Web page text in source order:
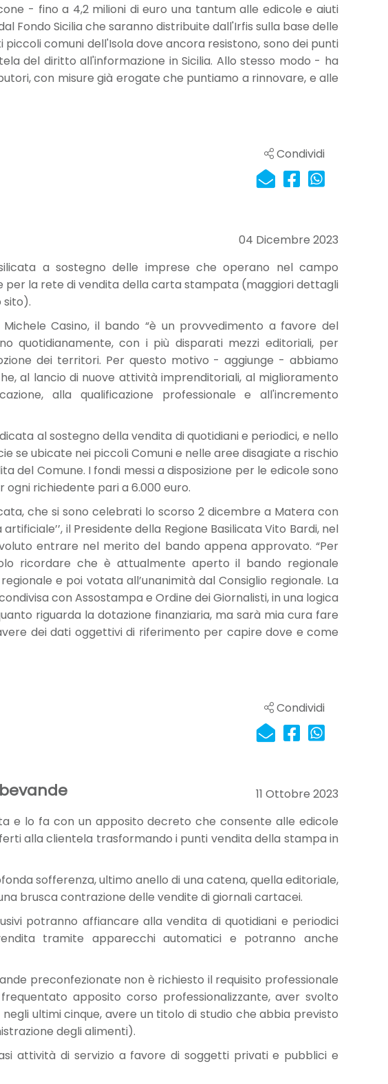
- fino a 4,2 milioni di euro una tantum alle edicole e aiuti
Fondo Sicilia che saranno distribuite dall'Irfis sulla base delle
comuni dell'Isola dove ancora resistono, sono dei punti
del diritto all'informazione in Sicilia. Allo stesso modo - ha
con misure già erogate che puntiamo a rinnovare, e alle
Condividi
04 Dicembre 2023
a sostegno delle imprese che operano nel campo
per la rete di vendita della carta stampata (maggiori dettagli
sito).
Casino, il bando “è un provvedimento a favore del
quotidianamente, con i più disparati mezzi editoriali, per
dei territori. Per questo motivo - aggiunge - abbiamo
al lancio di nuove attività imprenditoriali, al miglioramento
alla qualificazione professionale e all'incremento
al sostegno della vendita di quotidiani e periodici, e nello
se ubicate nei piccoli Comuni e nelle aree disagiate a rischio
Comune. I fondi messi a disposizione per le edicole sono
richiedente pari a 6.000 euro.
che si sono celebrati lo scorso 2 dicembre a Matera con
il Presidente della Regione Basilicata Vito Bardi, nel
entrare nel merito del bando appena approvato. “Per
ricordare che è attualmente aperto il bando regionale
e poi votata all’unanimità dal Consiglio regionale. La
con Assostampa e Ordine dei Giornalisti, in una logica
riguarda la dotazione finanziaria, ma sarà mia cura fare
dei dati oggettivi di riferimento per capire dove e come
Condividi
11 Ottobre 2023
e lo fa con un apposito decreto che consente alle edicole
alla clientela trasformando i punti vendita della stampa in
sofferenza, ultimo anello di una catena, quella editoriale,
brusca contrazione delle vendite di giornali cartacei.
potranno affiancare alla vendita di quotidiani e periodici
tramite apparecchi automatici e potranno anche
preconfezionate non è richiesto il requisito professionale
apposito corso professionalizzante, aver svolto
ultimi cinque, avere un titolo di studio che abbia previsto
degli alimenti).
attività di servizio a favore di soggetti privati e pubblici e